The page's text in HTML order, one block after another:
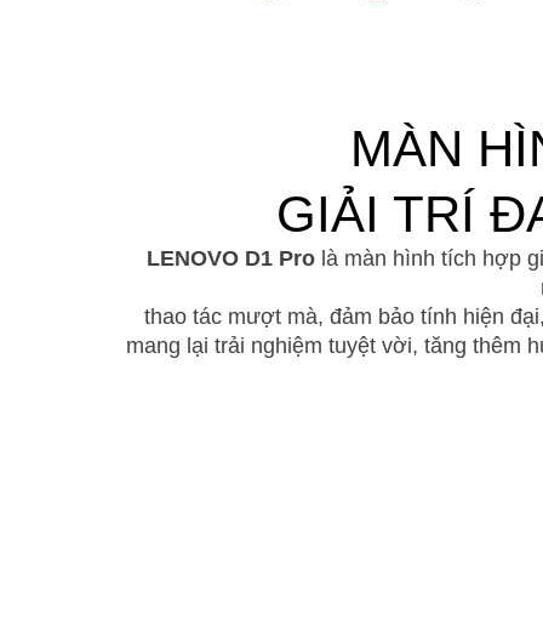
MÀN
GIẢI TRÍ
LENOVO D1 Prolà màn hình tích hợp
thao tác mượt mà, đảm bảo tính hiện
mang lại trải nghiệm tuyệt vời, tăng thêm